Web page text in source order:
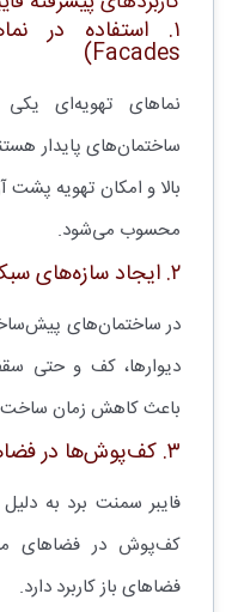
Facades)
نماهای تهویه‌ای
ساختمان‌های پایدار
بالا و امکان تهویه پشت
محسوب می‌شود.
۲. ایجاد سازه‌های سبک و پیش‌ساخته
در ساختمان‌های
دیوارها، کف و حتی
باعث کاهش زمان ساخت
۳. کف‌پوش‌ها در فضاهای مرطوب
فایبر سمنت برد به
کف‌پوش در فضاهای
فضاهای باز کاربرد دارد.